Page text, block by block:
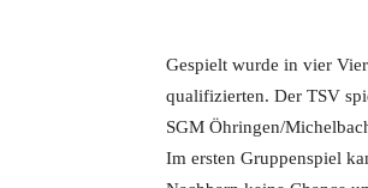
Gespielt wurde in vier
qualifizierten. Der TSV
SGM Öhringen/
Im ersten Gruppenspiel